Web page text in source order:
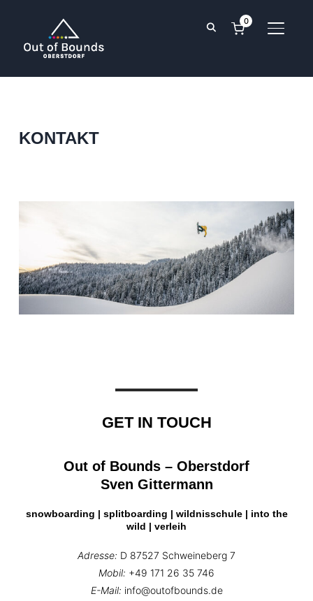
0
KONTAKT
GET IN TOUCH
Out of Bounds – Oberstdorf
Sven Gittermann
snowboarding | splitboarding | wildnisschule | into the
wild | verleih
Adresse: D 87527 Schweineberg 7
Mobil: +49 171 26 35 746
E-Mail: info@outofbounds.de